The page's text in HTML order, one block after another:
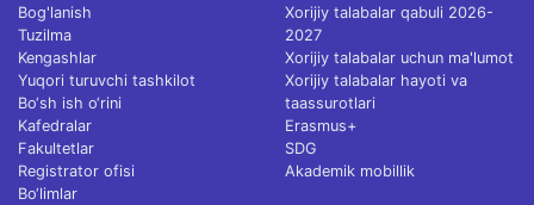
Bog'lanish
Tuzilma
Kengashlar
Yuqori turuvchi tashkilot
Bo‘sh ish o‘rini
Kafedralar
Fakultetlar
Registrator ofisi
Bo‘limlar
Xorijiy talabalar qabuli 2026-
2027
Xorijiy talabalar uchun ma'lumot
Xorijiy talabalar hayoti va
taassurotlari
Erasmus+
SDG
Akademik mobillik